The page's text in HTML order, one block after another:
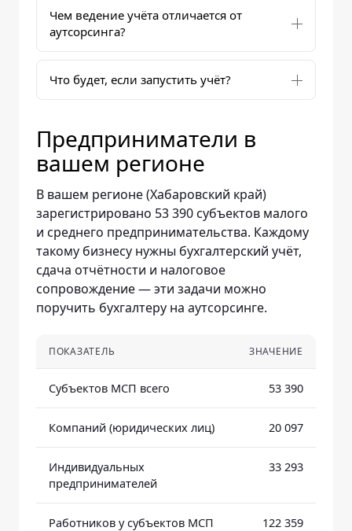
Чем ведение учёта отличается от
аутсорсинга?
Что будет, если запустить учёт?
Предприниматели в
вашем регионе
В вашем регионе (Хабаровский край)
зарегистрировано 53 390 субъектов малого
и среднего предпринимательства. Каждому
такому бизнесу нужны бухгалтерский учёт,
сдача отчётности и налоговое
сопровождение — эти задачи можно
поручить бухгалтеру на аутсорсинге.
ПОКАЗАТЕЛЬ ЗНАЧЕНИЕ
Субъектов МСП всего 53 390
Компаний (юридических лиц) 20 097
Индивидуальных
предпринимателей
33 293
Работников у субъектов МСП 122 359